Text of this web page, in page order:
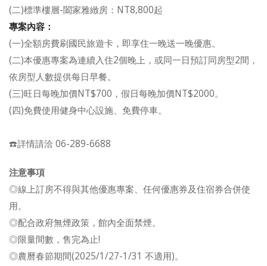
(二)標準樓層-闔家雅緻房：NT8,800起
專案內容：
(一)全額房費刷國民旅遊卡，即享住一晚送一晚優惠。
(二)本優惠專案為連續入住2個晚上，或同一日預訂同房型2間，
依房型人數提供每日早餐。
(三)旺日每晚加價NT$700，假日每晚加價NT$2000。
(四)免費使用健身中心設施、免費停車。
☎️詳情請洽 06-289-6688
注意事項
◎線上訂房不得與其他優惠專案、任何優惠券及住宿券合併使
用。
◎配合政府無煙政策，館內全面禁煙。
◎限量間數，售完為止!
◎農曆春節期間(2025/1/27-1/31 不適用)。